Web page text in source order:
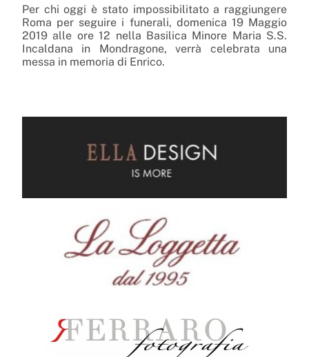
Per chi oggi è stato impossibilitato a raggiungere
Roma per seguire i funerali, domenica 19 Maggio
2019 alle ore 12 nella Basilica Minore Maria S.S.
Incaldana in Mondragone, verrà celebrata una
messa in memoria di Enrico.